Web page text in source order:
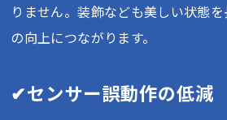
りません。装飾なども美しい状態
の向上につながります。
✔センサー誤動作の低減